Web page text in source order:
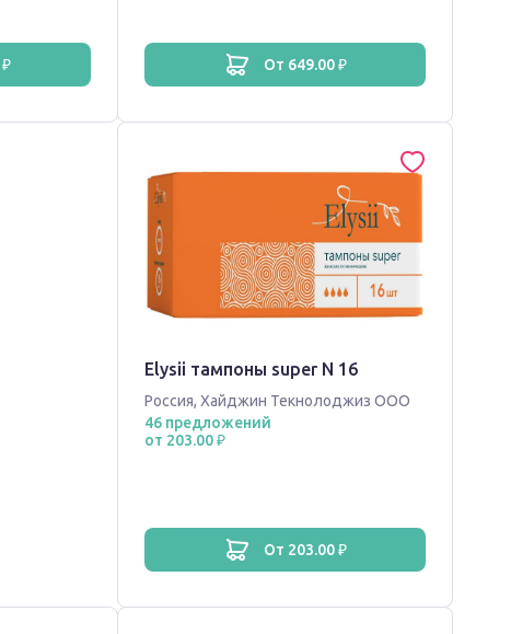
₽ от 649.00 ₽
Elysii тампоны super N 16
Россия,Хайджин Текнолоджиз ООО
46 предложений
от 203.00 ₽
от 203.00 ₽